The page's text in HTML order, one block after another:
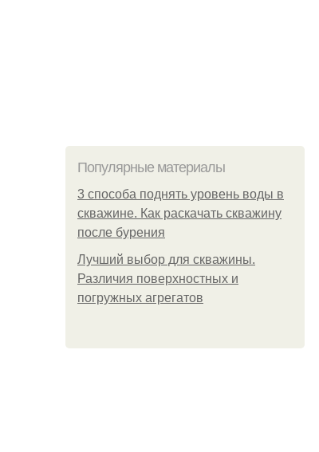
Популярные материалы
3 способа поднять уровень воды в
скважине. Как раскачать скважину
после бурения
Лучший выбор для скважины.
Различия поверхностных и
погружных агрегатов